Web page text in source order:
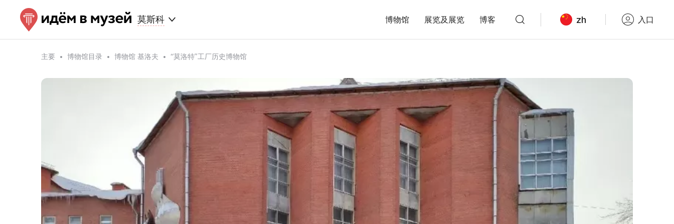
莫斯科 博物馆 展览及展览 博客 zh 入口
主要 博物馆目录 博物馆 基洛夫 “莫洛特”工厂历史博物馆